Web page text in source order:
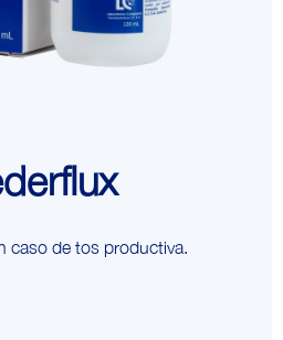
caso de tos productiva.